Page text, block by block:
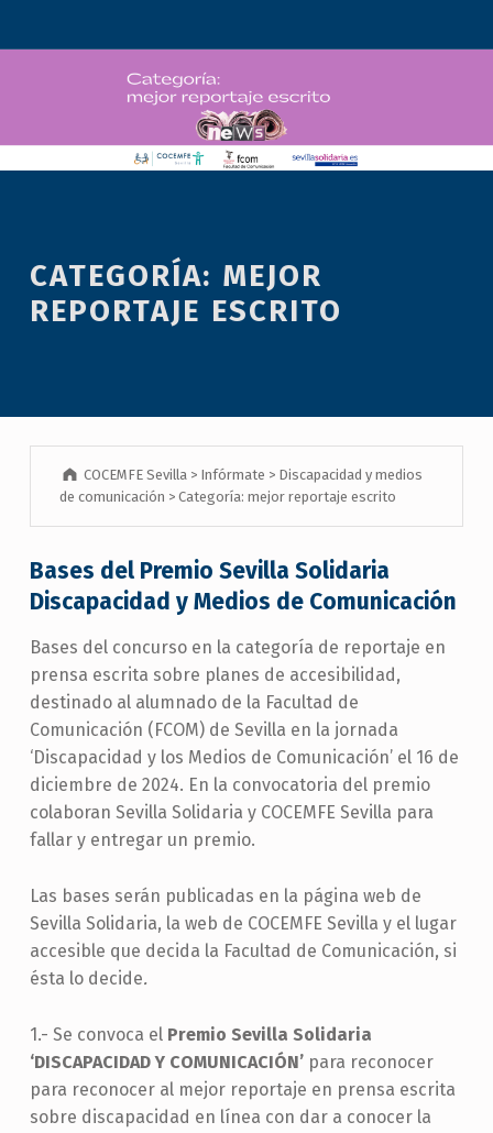
CATEGORÍA: MEJOR
REPORTAJE ESCRITO
COCEMFE Sevilla > Infórmate > Discapacidad y medios
de comunicación > Categoría: mejor reportaje escrito
Bases del Premio Sevilla Solidaria
Discapacidad y Medios de Comunicación
Bases del concurso en la categoría de reportaje en
prensa escrita sobre planes de accesibilidad,
destinado al alumnado de la Facultad de
Comunicación (FCOM) de Sevilla en la jornada
‘Discapacidad y los Medios de Comunicación’ el 16 de
diciembre de 2024. En la convocatoria del premio
colaboran Sevilla Solidaria y COCEMFE Sevilla para
fallar y entregar un premio.
Las bases serán publicadas en la página web de
Sevilla Solidaria, la web de COCEMFE Sevilla y el lugar
accesible que decida la Facultad de Comunicación, si
ésta lo decide.
1.- Se convoca el Premio Sevilla Solidaria
‘DISCAPACIDAD Y COMUNICACIÓN’para reconocer
para reconocer al mejor reportaje en prensa escrita
sobre discapacidad en línea con dar a conocer la